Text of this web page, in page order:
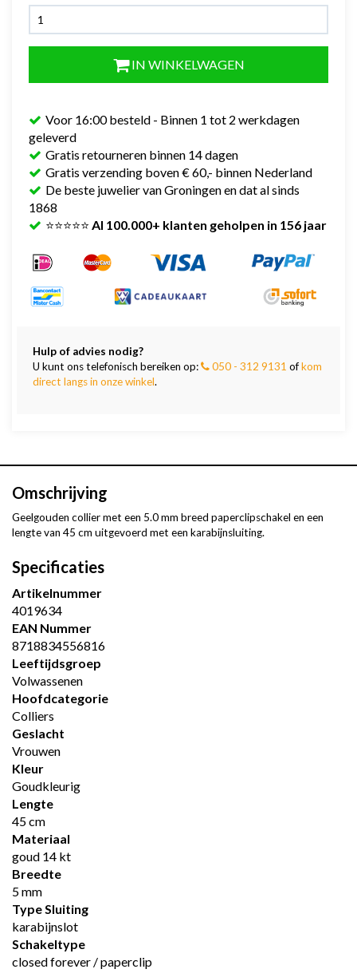
IN WINKELWAGEN
Voor 16:00 besteld - Binnen 1 tot 2 werkdagen
geleverd
Gratis retourneren binnen 14 dagen
Gratis verzending boven € 60,- binnen Nederland
De beste juwelier van Groningen en dat al sinds
1868
⭐⭐⭐⭐⭐ Al 100.000+ klanten geholpen in 156 jaar
Hulp of advies nodig?
U kunt ons telefonisch bereiken op:
050 - 312 9131 ofkom
direct langs in onze winkel.
Omschrijving
Geelgouden collier met een 5.0 mm breed paperclipschakel en een
lengte van 45 cm uitgevoerd met een karabijnsluiting.
Specificaties
Artikelnummer
4019634
EAN Nummer
8718834556816
Leeftijdsgroep
Volwassenen
Hoofdcategorie
Colliers
Geslacht
Vrouwen
Kleur
Goudkleurig
Lengte
45 cm
Materiaal
goud 14 kt
Breedte
5 mm
Type Sluiting
karabijnslot
Schakeltype
closed forever / paperclip